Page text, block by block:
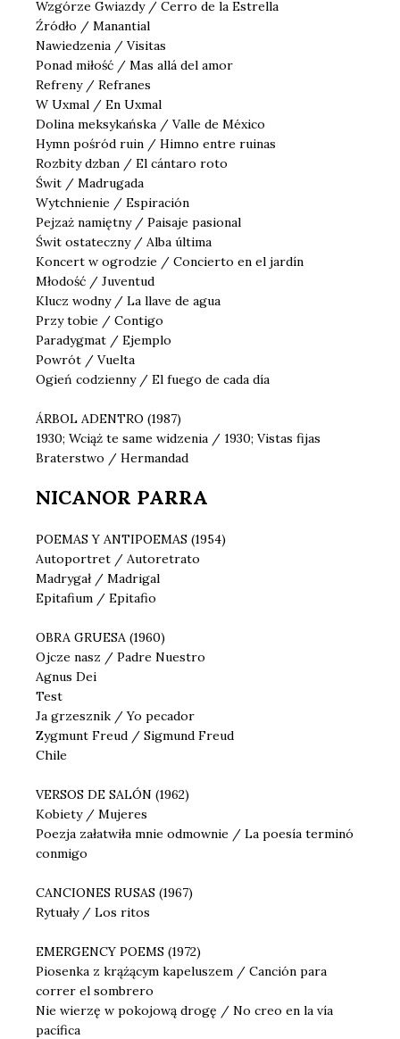
Wzgórze Gwiazdy / Cerro de la Estrella
Źródło / Manantial
Nawiedzenia / Visitas
Ponad miłość / Mas allá del amor
Refreny / Refranes
W Uxmal / En Uxmal
Dolina meksykańska / Valle de México
Hymn pośród ruin / Himno entre ruinas
Rozbity dzban / El cántaro roto
Świt / Madrugada
Wytchnienie / Espiración
Pejzaż namiętny / Paisaje pasional
Świt ostateczny / Alba última
Koncert w ogrodzie / Concierto en el jardín
Młodość / Juventud
Klucz wodny / La llave de agua
Przy tobie / Contigo
Paradygmat / Ejemplo
Powrót / Vuelta
Ogień codzienny / El fuego de cada día
ÁRBOL ADENTRO (1987)
1930; Wciąż te same widzenia / 1930; Vistas fijas
Braterstwo / Hermandad
NICANOR PARRA
POEMAS Y ANTIPOEMAS (1954)
Autoportret / Autoretrato
Madrygał / Madrigal
Epitafium / Epitafio
OBRA GRUESA (1960)
Ojcze nasz / Padre Nuestro
Agnus Dei
Test
Ja grzesznik / Yo pecador
Zygmunt Freud / Sigmund Freud
Chile
VERSOS DE SALÓN (1962)
Kobiety / Mujeres
Poezja załatwiła mnie odmownie / La poesía terminó
conmigo
CANCIONES RUSAS (1967)
Rytuały / Los ritos
EMERGENCY POEMS (1972)
Piosenka z krążącym kapeluszem / Canción para
correr el sombrero
Nie wierzę w pokojową drogę / No creo en la vía
pacífica